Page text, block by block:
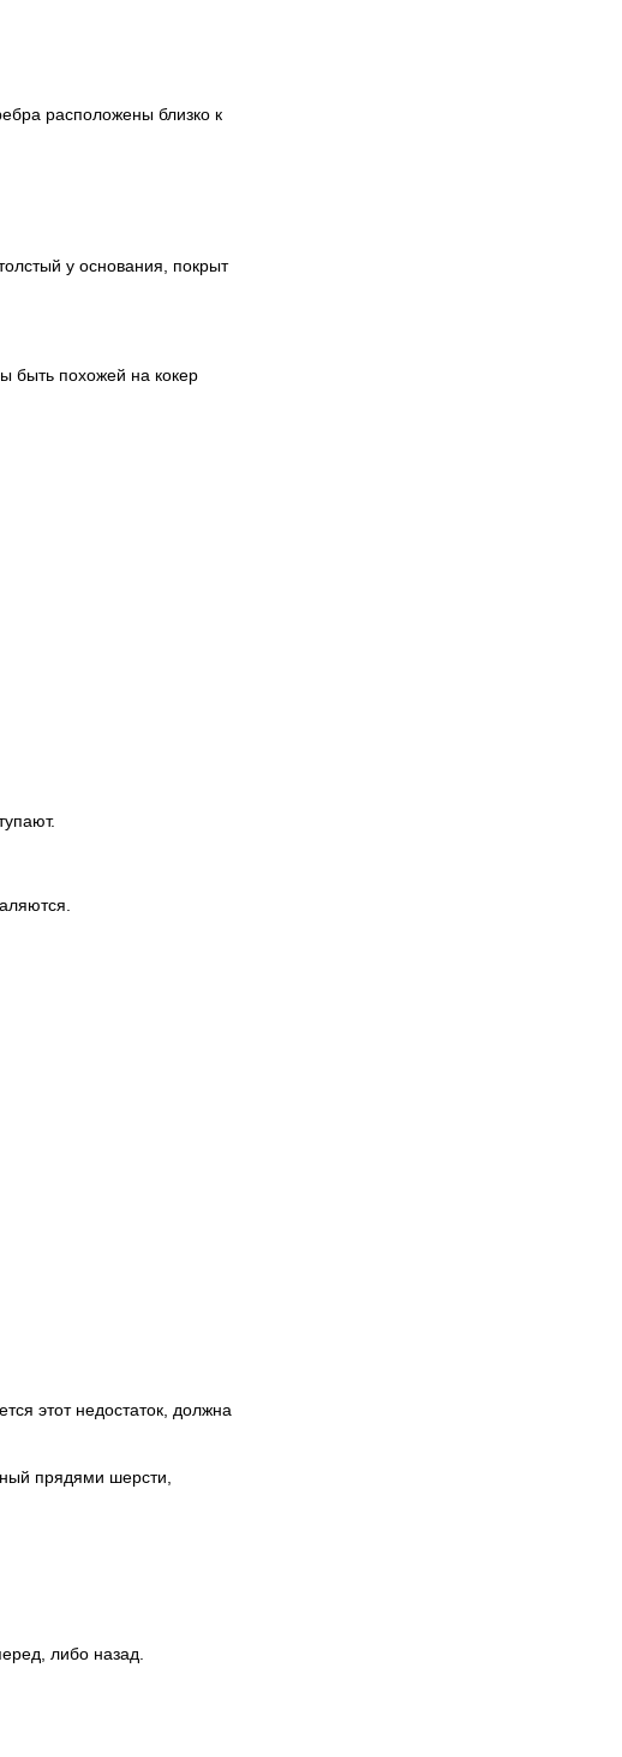
расположены близко к
у основания, покрыт
быть похожей на кокер
этот недостаток, должна
прядями шерсти,
либо назад.